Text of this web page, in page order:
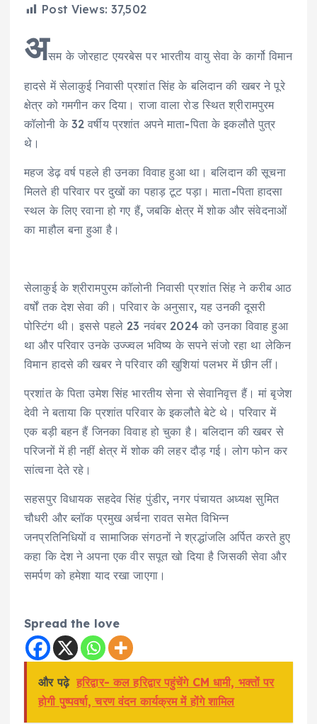
Post Views: 37,502
असम के जोरहाट एयरबेस पर भारतीय वायु सेवा के कार्गो विमान
हादसे में सेलाकुई निवासी प्रशांत सिंह के बलिदान की खबर ने पूरे
क्षेत्र को गमगीन कर दिया। राजा वाला रोड स्थित श्रीरामपुरम
कॉलोनी के 32 वर्षीय प्रशांत अपने माता-पिता के इकलौते पुत्र
थे।
महज डेढ़ वर्ष पहले ही उनका विवाह हुआ था। बलिदान की सूचना
मिलते ही परिवार पर दुखों का पहाड़ टूट पड़ा। माता-पिता हादसा
स्थल के लिए रवाना हो गए हैं, जबकि क्षेत्र में शोक और संवेदनाओं
का माहौल बना हुआ है।
सेलाकुई के श्रीरामपुरम कॉलोनी निवासी प्रशांत सिंह ने करीब आठ
वर्षों तक देश सेवा की। परिवार के अनुसार, यह उनकी दूसरी
पोस्टिंग थी। इससे पहले 23 नवंबर 2024 को उनका विवाह हुआ
था और परिवार उनके उज्ज्वल भविष्य के सपने संजो रहा था लेकिन
विमान हादसे की खबर ने परिवार की खुशियां पलभर में छीन लीं।
प्रशांत के पिता उमेश सिंह भारतीय सेना से सेवानिवृत्त हैं। मां बृजेश
देवी ने बताया कि प्रशांत परिवार के इकलौते बेटे थे। परिवार में
एक बड़ी बहन हैं जिनका विवाह हो चुका है। बलिदान की खबर से
परिजनों में ही नहीं क्षेत्र में शोक की लहर दौड़ गई। लोग फोन कर
सांत्वना देते रहे।
सहसपुर विधायक सहदेव सिंह पुंडीर, नगर पंचायत अध्यक्ष सुमित
चौधरी और ब्लॉक प्रमुख अर्चना रावत समेत विभिन्न
जनप्रतिनिधियों व सामाजिक संगठनों ने श्रद्धांजलि अर्पित करते हुए
कहा कि देश ने अपना एक वीर सपूत खो दिया है जिसकी सेवा और
समर्पण को हमेशा याद रखा जाएगा।
Spread the love
और पढ़े हरिद्वार- कल हरिद्वार पहुंचेंगे CM धामी, भक्तों पर
होगी पुष्पवर्षा, चरण वंदन कार्यक्रम में होंगे शामिल